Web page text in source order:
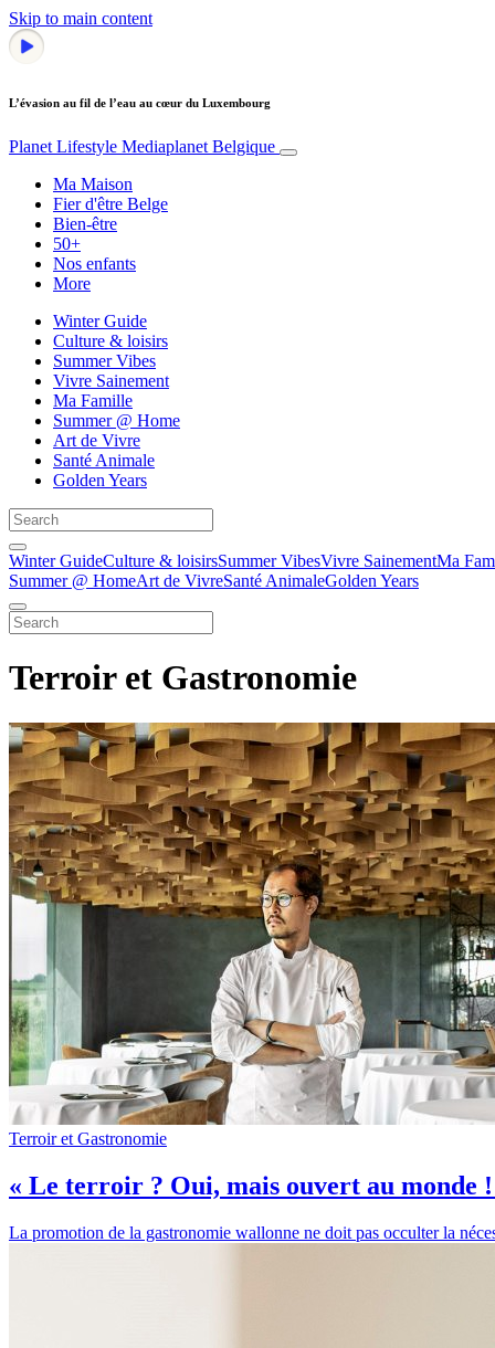
Skip to main content
L’évasion au fil de l’eau au cœur du Luxembourg
Planet Lifestyle Mediaplanet Belgique
Ma Maison
Fier d'être Belge
Bien-être
50+
Nos enfants
More
Winter Guide
Culture & loisirs
Summer Vibes
Vivre Sainement
Ma Famille
Summer @ Home
Art de Vivre
Santé Animale
Golden Years
Winter GuideCulture & loisirsSummer VibesVivre SainementMa
Summer @ HomeArt de VivreSanté AnimaleGolden Years
Terroir et Gastronomie
Terroir et Gastronomie
« Le terroir ? Oui, mais ouvert au monde
La promotion de la gastronomie wallonne ne doit pas occulter la